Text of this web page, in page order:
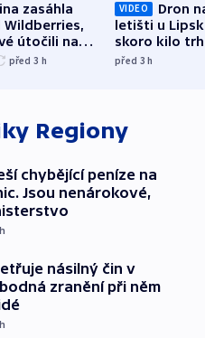
zasáhla
Wildberries,
útočili na
či
před 3 h
VIDEO
Dron
letišti u
skoro kilo
indicie
před 3h
Regiony
chybějící peníze na
Jsou nenárokové,
h
násilný čin v
zranění při něm
h